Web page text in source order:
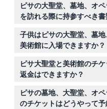
ピサの大聖堂、墓地、オ
を訪れる際に持参すべき
これらの施設に入場する
必要です。入場には肩と
をお忘れなく。
子供はピサの大聖堂、墓
美術館に入場できますか？
はい！0歳から11歳までの
有料の大人の同伴が必要
人料金が適用されます。
ピサ大聖堂と美術館のチ
返金はできますか？
チケットは返金不可でキ
前に予定を確定してくだ
ピサの墓地、大聖堂、オ
のチケットはどうやって